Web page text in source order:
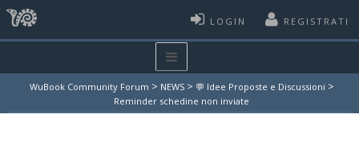
LOGIN REGISTRATI
WuBook Community Forum > NEWS > 💬 Idee Proposte e Discussioni >
Reminder schedine non inviate